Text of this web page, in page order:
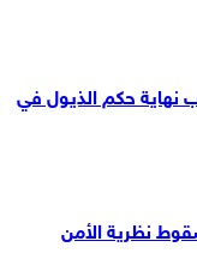
نهاية حكم الذيول في
نظرية الأمن